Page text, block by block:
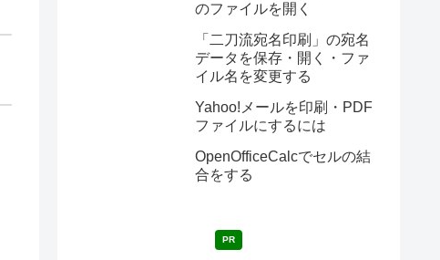
のファイルを開く
「二刀流宛名印刷」の宛名
データを保存・開く・ファ
イル名を変更する
Yahoo!メールを印刷・PDF
ファイルにするには
OpenOfficeCalcでセルの結
合をする
PR